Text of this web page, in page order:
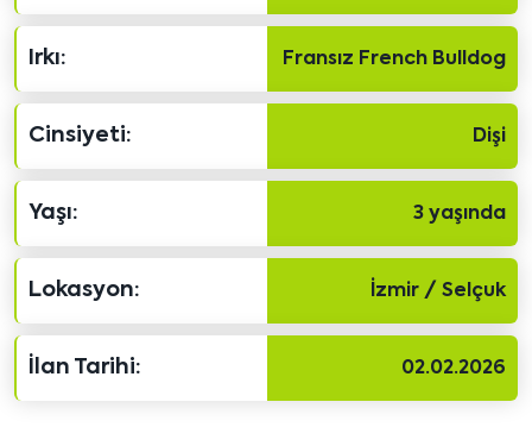
Irkı: Fransız French Bulldog
Cinsiyeti: Dişi
Yaşı: 3 yaşında
Lokasyon: İzmir / Selçuk
İlan Tarihi: 02.02.2026